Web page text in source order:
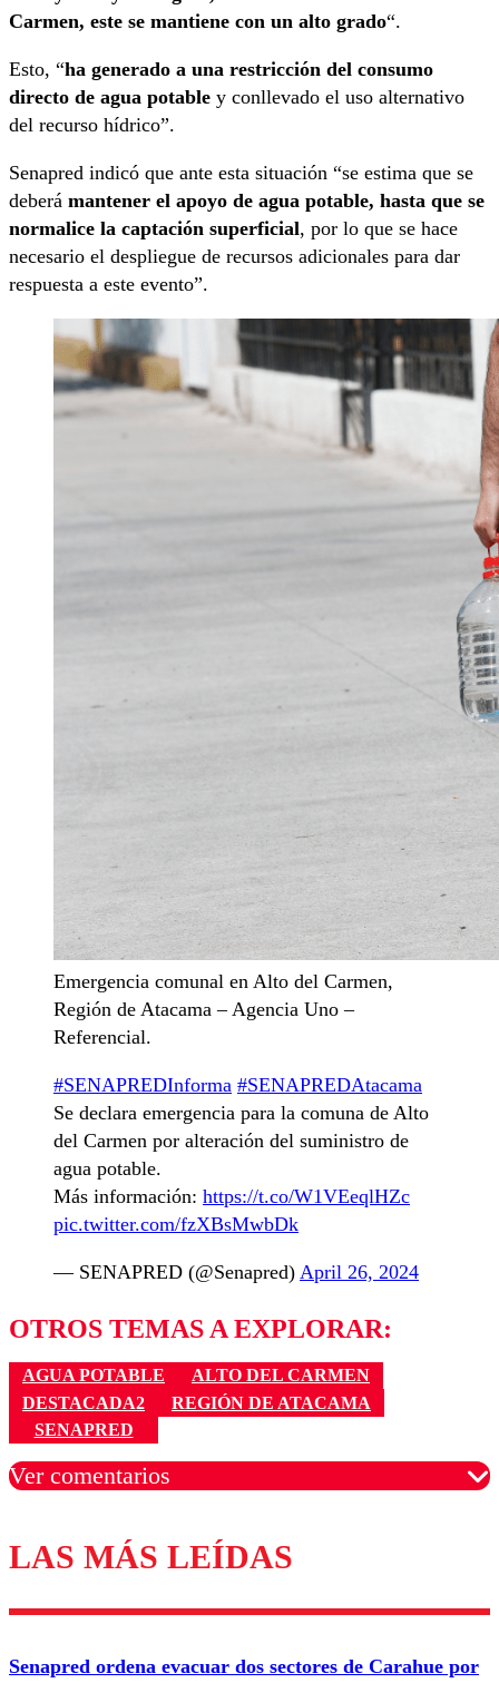
Carmen, este se mantiene con un alto grado“.
Esto, “ha generado a una restricción del consumo
directo de agua potable y conllevado el uso alternativo
del recurso hídrico”.
Senapred indicó que ante esta situación “se estima que se
deberá mantener el apoyo de agua potable, hasta que se
normalice la captación superficial, por lo que se hace
necesario el despliegue de recursos adicionales para dar
respuesta a este evento”.
Emergencia comunal en Alto del Carmen,
Región de Atacama – Agencia Uno –
Referencial.
#SENAPREDInforma #SENAPREDAtacama
Se declara emergencia para la comuna de Alto
del Carmen por alteración del suministro de
agua potable.
Más información: https://t.co/W1VEeqlHZc
pic.twitter.com/fzXBsMwbDk
— SENAPRED (@Senapred) April 26, 2024
OTROS TEMAS A EXPLORAR:
AGUA POTABLE
ALTO DEL CARMEN
DESTACADA2
REGIÓN DE ATACAMA
SENAPRED
Ver comentarios
Los comentarios son moderados para garantizar un
diálogo respetuoso.
Correo
LAS MÁS LEÍDAS
Senapred ordena evacuar dos sectores de Carahue por